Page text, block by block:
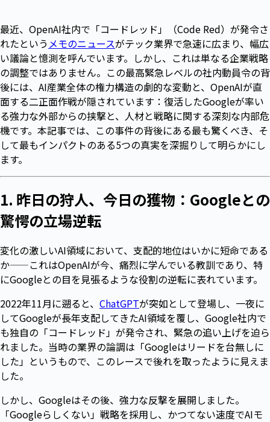
最近、OpenAI社内で「コードレッド」（Code Red）が発令さ
れたという メモのニュースがテック業界で急速に広まり、幅広
い議論と憶測を呼んでいます。しかし、これは単なる企業戦略
の調整ではありません。この最高緊急レベルの社内動員令の背
後には、AI産業全体の権力構造の劇的な変動と、OpenAIが直
面する二正面作戦が隠されています：復活したGoogleが率い
る強力な外部からの挟撃と、人材と戦略に関する深刻な内部危
機です。本記事では、この事件の背後にある最も驚くべき、そ
して最もインパクトのある5つの真実を深掘りして明らかにし
ます。
1. 昨日の狩人、今日の獲物：Googleとの
驚愕の立場逆転
変化の激しいAI領域において、支配的地位はいかに短命である
か——これはOpenAIが今、痛烈に学んでいる教訓であり、特
にGoogleとの目を見張るような役割の逆転に表れています。
2022年11月に遡ると、 ChatGPTが突如として登場し、一夜に
してGoogleが長年支配してきたAI領域を覆し、Google社内で
も独自の「コードレッド」が発令され、緊急の追い上げを迫ら
れました。当時の業界の論調は「Googleはリードを台無しに
した」というもので、このレースで後れを取ったように見えま
した。
しかし、Googleはその後、強力な反撃を展開しました。
「Googleらしくない」戦略を採用し、かつてない速度でAIモ